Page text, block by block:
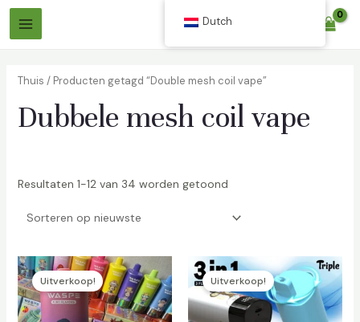
Overslaan
naarHoofdmenu
Thuis / Producten getagd “Double mesh coil vape”
Dubbele mesh coil vape
Resultaten 1-12 van 34 worden getoond
Uitverkoop! Uitverkoop!
Dutch